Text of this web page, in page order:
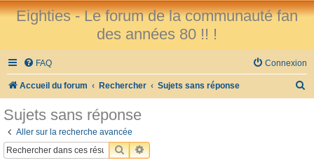
Eighties - Le forum de la communauté fan
des années 80 !! !
FAQ Connexion
Accueil du forum Rechercher Sujets sans réponse
Sujets sans réponse
Aller sur la recherche avancée
RECHERCHER
RECHERCHE AVANCÉE